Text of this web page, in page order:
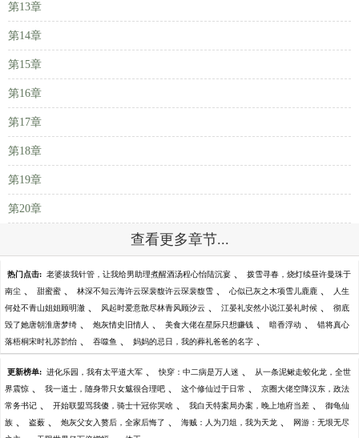
第13章
第14章
第15章
第16章
第17章
第18章
第19章
第20章
查看更多章节...
热门点击: 老婆拔我针管，让我给男助理煮醒酒汤程心怡陆沉宴 、 拨雪寻春，烧灯续昼许曼珠于
南尘 、 甜蜜蜜 、 林深不知云海许云琛裴馥许云琛裴馥雪 、 心似已灰之木项雪儿鹿鹿 、 人生
何处不青山姐姐顾明澈 、 风起时爱意散尽林青风顾汐云 、 江晏礼安然小说江晏礼时候 、 彻底
毁了她唐朝淮唐梦绮 、 炮灰情史旧情人 、 美食大佬在星际只想赚钱 、 暗香浮动 、 错将真心
落梧桐宋时礼苏韵怡 、 吞噬鱼 、 妈妈的忌日，我的葬礼爸爸的名字 、
更新榜单: 进化乐园，我有太平道大军 、 快穿：中二病是万人迷 、 从一条泥鳅走蛟化龙，全世
界震惊 、 我一道士，随身带只女魃很合理吧 、 这个修仙过于日常 、 京圈大佬空降汉东，政法
常务书记 、 开始联盟骂我傻，骑士十冠你哭啥 、 我白天特案局办案，晚上地府当差 、 御龟仙
族 、 盗薮 、 炮灰父女入赘后，全家后悔了 、 海贼：人为刀俎，我为天龙 、 网游：无垠无尽